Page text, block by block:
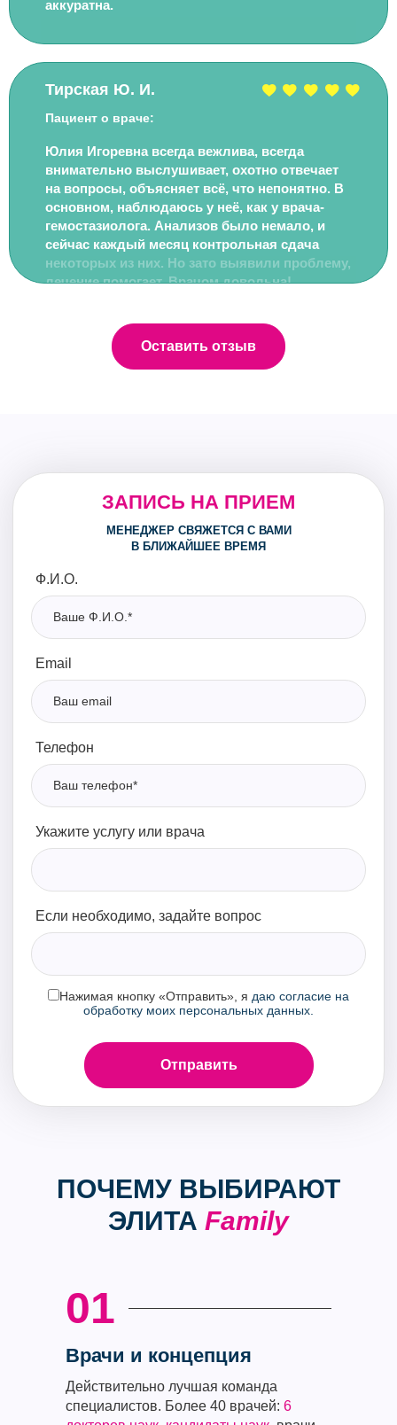
аккуратна.
Тирская Ю. И.
Пациент о враче:
Юлия Игоревна всегда вежлива, всегда
внимательно выслушивает, охотно отвечает
на вопросы, объясняет всё, что непонятно. В
основном, наблюдаюсь у неё, как у врача-
гемостазиолога. Анализов было немало, и
сейчас каждый месяц контрольная сдача
некоторых из них. Но зато выявили проблему,
лечение помогает. Врачом довольна!
Оставить отзыв
ЗАПИСЬ НА ПРИЕМ
МЕНЕДЖЕР СВЯЖЕТСЯ С ВАМИ
В БЛИЖАЙШЕЕ ВРЕМЯ
Ф.И.О.
Email
Телефон
Укажите услугу или врача
Если необходимо, задайте вопрос
Нажимая кнопку «Отправить», я даю согласие на
обработку моих персональных данных.
ПОЧЕМУ ВЫБИРАЮТ
ЭЛИТА Family
01
Врачи и концепция
Действительно лучшая команда
специалистов. Более 40 врачей: 6